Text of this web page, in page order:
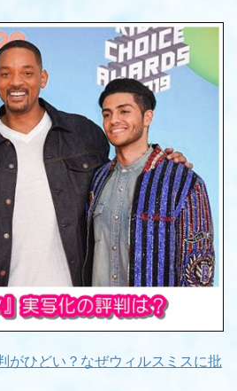
がひどい？なぜウィルスミスに批